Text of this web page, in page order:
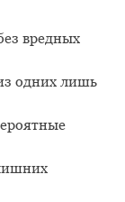
вредных
одних лишь